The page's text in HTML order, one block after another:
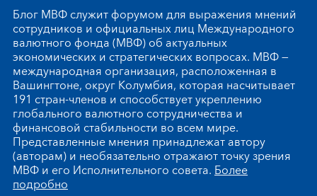
Блог МВФ служит форумом для выражения мнений
сотрудников и официальных лиц Международного
валютного фонда (МВФ) об актуальных
экономических и стратегических вопросах. МВФ —
международная организация, расположенная в
Вашингтоне, округ Колумбия, которая насчитывает
191 стран-членов и способствует укреплению
глобального валютного сотрудничества и
финансовой стабильности во всем мире.
Представленные мнения принадлежат автору
(авторам) и необязательно отражают точку зрения
МВФ и его Исполнительного совета.Более
подробно